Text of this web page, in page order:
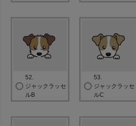
52.
ジャックラッセ
ルB
53.
ジャックラッセ
ルC